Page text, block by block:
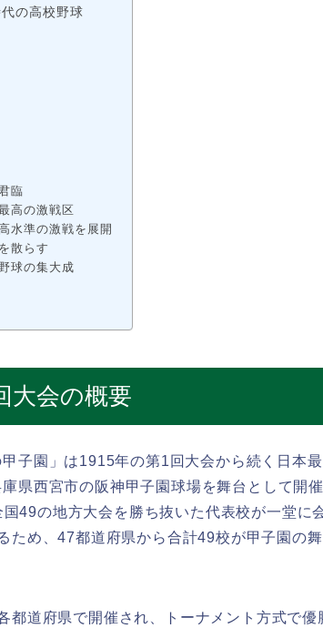
の高校野球
臨
高の激戦区
水準の激戦を展開
散らす
球の集大成
大会の概要
子園」は1915年の第1回大会から続く日本
県西宮市の阪神甲子園球場を舞台として開
49の地方大会を勝ち抜いた代表校が一堂に
ため、47都道府県から合計49校が甲子園の
都道府県で開催され、トーナメント方式で優